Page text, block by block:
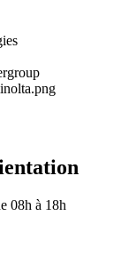
08h à 18h